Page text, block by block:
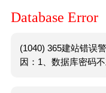
Database Error
(1040) 365建站错误
因：1、数据库密码